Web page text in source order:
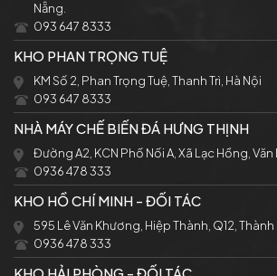
Nẵng.
093 647 8333
KHO PHAN TRỌNG TUỆ
KM Số 2, Phan Trọng Tuệ, Thanh Trì, Hà Nội
093 647 8333
NHÀ MÁY CHẾ BIẾN ĐÁ HƯNG THỊNH
Đường A2, KCN Phố Nối A, Xã Lạc Hồng,
0936 478 333
KHO HỒ CHÍ MINH - ĐỐI TÁC
595 Lê Văn Khương, Hiệp Thành, Q12,
0936 478 333